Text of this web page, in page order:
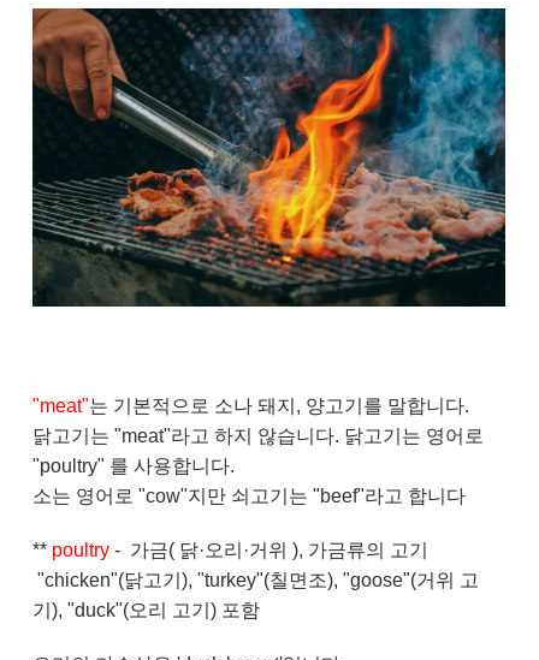
"meat"는 기본적으로 소나 돼지, 양고기를 말합니다.
닭고기는 "meat"라고 하지 않습니다. 닭고기는 영어로
"poultry" 를 사용합니다.
소는 영어로 "cow"지만 쇠고기는 "beef"라고 합니다
** poultry - 가금( 닭·오리·거위 ), 가금류의 고기
"chicken"(닭고기), "turkey"(칠면조), "goose"(거위 고
기), "duck"(오리 고기) 포함